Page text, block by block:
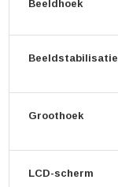
Beeldhoek
Beeldstabilisatie
Groothoek
LCD-scherm